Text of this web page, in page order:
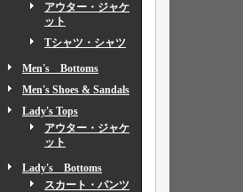
アウター・ジャケ
ット
Tシャツ・シャツ
Men's Bottoms
Men's Shoes & Sandals
Lady's Tops
アウター・ジャケ
ット
Lady's Bottoms
スカート・パンツ